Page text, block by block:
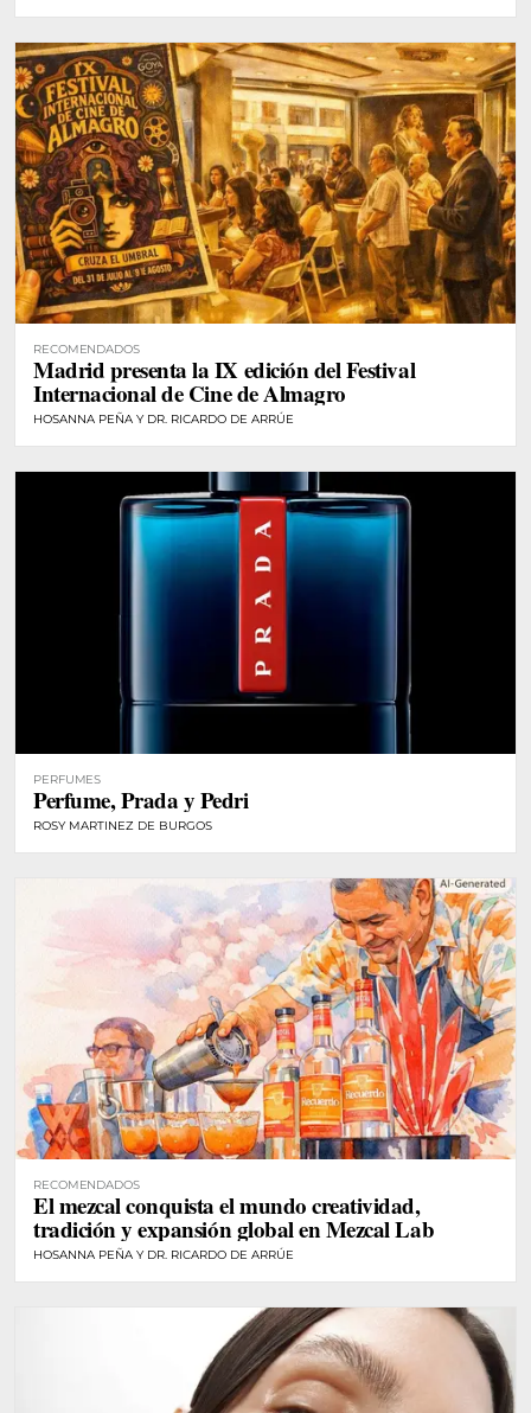
RECOMENDADOS
Madrid presenta la IX edición del Festival
Internacional de Cine de Almagro
HOSANNA PEÑA Y DR. RICARDO DE ARRÚE
PERFUMES
Perfume, Prada y Pedri
ROSY MARTINEZ DE BURGOS
RECOMENDADOS
El mezcal conquista el mundo creatividad,
tradición y expansión global en Mezcal Lab
HOSANNA PEÑA Y DR. RICARDO DE ARRÚE